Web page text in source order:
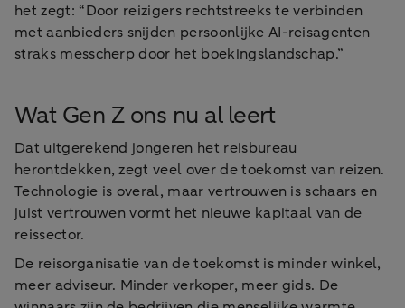
het zegt: “Door reizigers rechtstreeks te verbinden
met aanbieders snijden persoonlijke AI-reisagenten
straks messcherp door het boekingslandschap.”
Wat Gen Z ons nu al leert
Dat uitgerekend jongeren het reisbureau
herontdekken, zegt veel over de toekomst van reizen.
Technologie is overal, maar vertrouwen is schaars en
juist vertrouwen vormt het nieuwe kapitaal van de
reissector.
De reisorganisatie van de toekomst is minder winkel,
meer adviseur. Minder verkoper, meer gids. De